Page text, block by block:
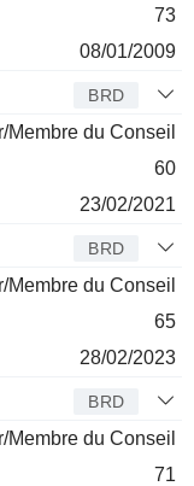
73
08/01/2009
BRD
Membre du Conseil
60
23/02/2021
BRD
Membre du Conseil
65
28/02/2023
BRD
Membre du Conseil
71